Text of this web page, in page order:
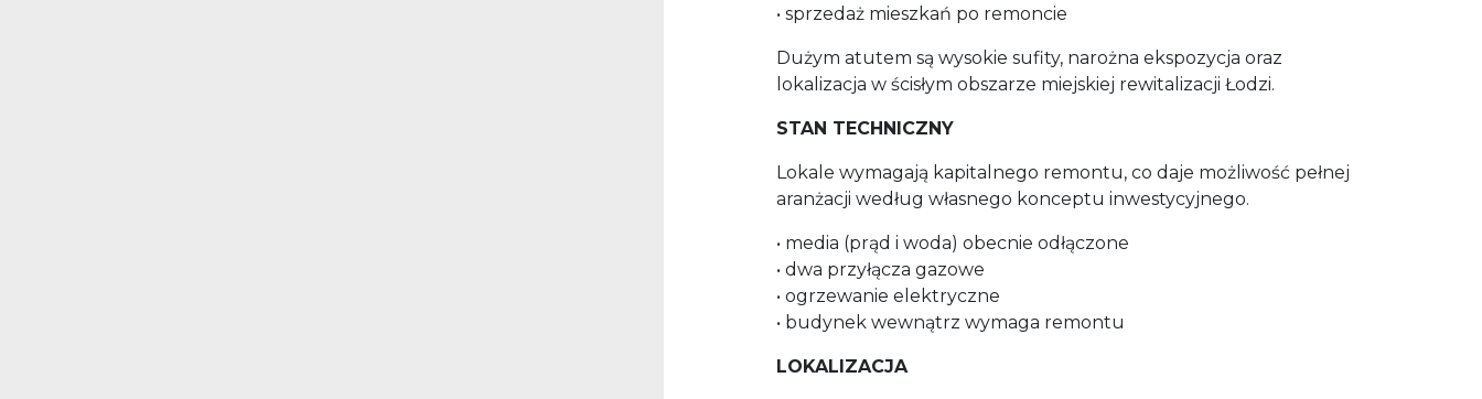
• sprzedaż mieszkań po remoncie
Dużym atutem są wysokie sufity, narożna ekspozycja oraz
lokalizacja w ścisłym obszarze miejskiej rewitalizacji Łodzi.
STAN TECHNICZNY
Lokale wymagają kapitalnego remontu, co daje możliwość pełnej
aranżacji według własnego konceptu inwestycyjnego.
• media (prąd i woda) obecnie odłączone
• dwa przyłącza gazowe
• ogrzewanie elektryczne
• budynek wewnątrz wymaga remontu
LOKALIZACJA